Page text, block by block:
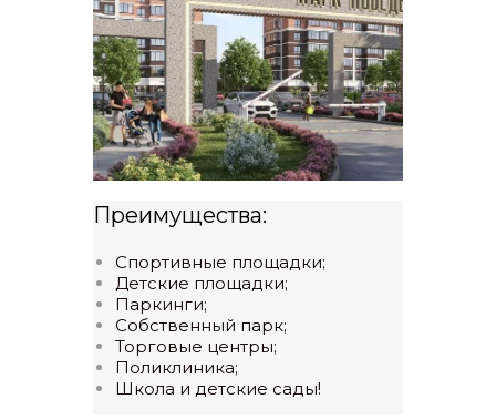
Спортивные площадки;
Детские площадки;
Паркинги;
Собственный парк;
Торговые центры;
Поликлиника;
Школа и детские сады!
Преимущества: